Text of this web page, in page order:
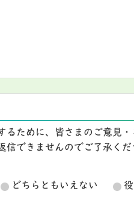
るために、皆さまのご意見
できませんのでご了承くだ
どちらともいえない